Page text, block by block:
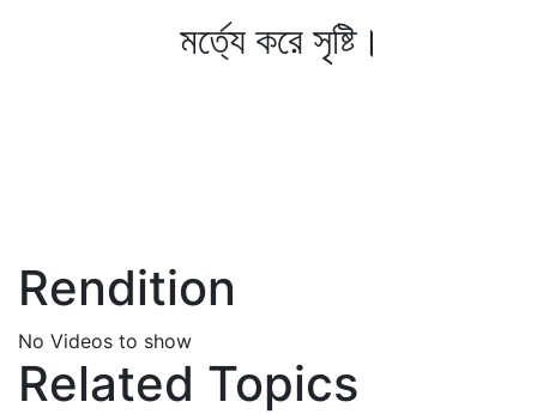
মর্ত্যে করে সৃষ্টি।
Rendition
No Videos to show
Related Topics